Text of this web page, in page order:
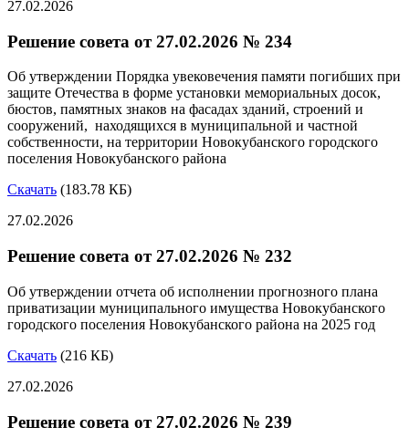
27.02.2026
Решение совета от 27.02.2026 № 234
Об утверждении Порядка увековечения памяти погибших при
защите Отечества в форме установки мемориальных досок,
бюстов, памятных знаков на фасадах зданий, строений и
сооружений, находящихся в муниципальной и частной
собственности, на территории Новокубанского городского
поселения Новокубанского района
Скачать (183.78 КБ)
27.02.2026
Решение совета от 27.02.2026 № 232
Об утверждении отчета об исполнении прогнозного плана
приватизации муниципального имущества Новокубанского
городского поселения Новокубанского района на 2025 год
Скачать (216 КБ)
27.02.2026
Решение совета от 27.02.2026 № 239